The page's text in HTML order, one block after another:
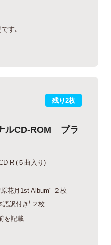
す。
残り2枚
ルCD-ROM プラ
R (５曲入り)
花月1st Album" ２枚
訳付き⁾ ２枚
を記載